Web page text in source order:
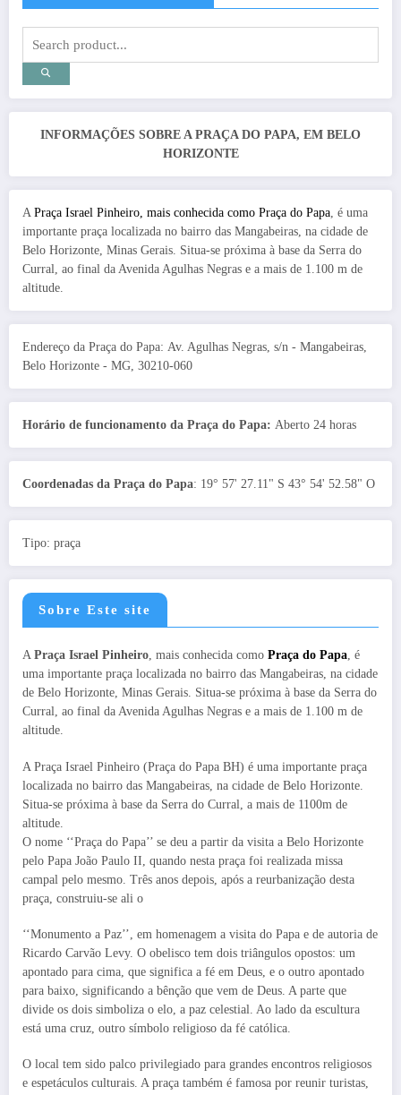
INFORMAÇÕES SOBRE A PRAÇA DO PAPA, EM BELO
HORIZONTE
A Praça Israel Pinheiro, mais conhecida como Praça do Papa, é uma
importante praça localizada no bairro das Mangabeiras, na cidade de
Belo Horizonte, Minas Gerais. Situa-se próxima à base da Serra do
Curral, ao final da Avenida Agulhas Negras e a mais de 1.100 m de
altitude.
Endereço da Praça do Papa: Av. Agulhas Negras, s/n - Mangabeiras,
Belo Horizonte - MG, 30210-060
Horário de funcionamento da Praça do Papa: Aberto 24 horas
Coordenadas da Praça do Papa: 19° 57' 27.11" S 43° 54' 52.58" O
Tipo: praça
Sobre Este site
A Praça Israel Pinheiro, mais conhecida como Praça do Papa, é
uma importante praça localizada no bairro das Mangabeiras, na cidade
de Belo Horizonte, Minas Gerais. Situa-se próxima à base da Serra do
Curral, ao final da Avenida Agulhas Negras e a mais de 1.100 m de
altitude.
A Praça Israel Pinheiro (Praça do Papa BH) é uma importante praça
localizada no bairro das Mangabeiras, na cidade de Belo Horizonte.
Situa-se próxima à base da Serra do Curral, a mais de 1100m de
altitude.
O nome ‘‘Praça do Papa’’ se deu a partir da visita a Belo Horizonte
pelo Papa João Paulo II, quando nesta praça foi realizada missa
campal pelo mesmo. Três anos depois, após a reurbanização desta
praça, construiu-se ali o
‘‘Monumento a Paz’’, em homenagem a visita do Papa e de autoria de
Ricardo Carvão Levy. O obelisco tem dois triângulos opostos: um
apontado para cima, que significa a fé em Deus, e o outro apontado
para baixo, significando a bênção que vem de Deus. A parte que
divide os dois simboliza o elo, a paz celestial. Ao lado da escultura
está uma cruz, outro símbolo religioso da fé católica.
O local tem sido palco privilegiado para grandes encontros religiosos
e espetáculos culturais. A praça também é famosa por reunir turistas,